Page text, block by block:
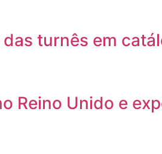
turnês em
Reino Unido e